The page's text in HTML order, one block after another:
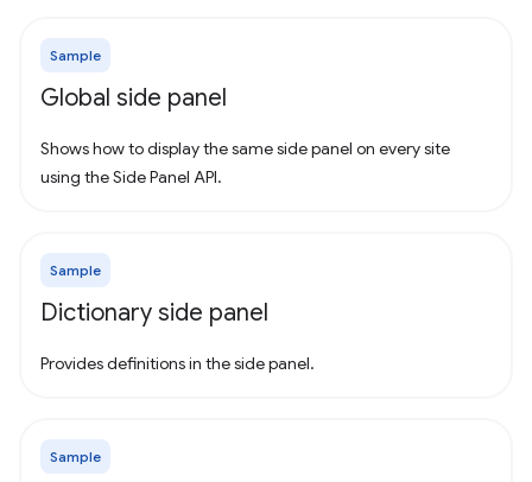
Sample
Global side panel
Shows how to display the same side panel on every site
using the Side Panel API.
Sample
Dictionary side panel
Provides definitions in the side panel.
Sample